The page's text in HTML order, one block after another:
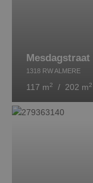
Mesdagstraat
1318 RW ALMERE
117 m2 / 202 m2